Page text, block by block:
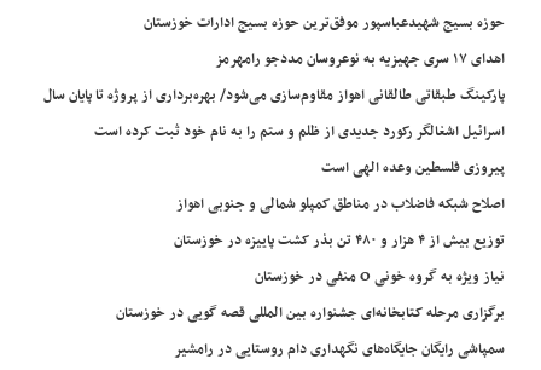
حوزه بسیج شهیدعباسپور موفق‌ترین حوزه بسیج ادارات خوزستان
اهدای ۱۷ سری جهیزیه به نوعروسان مددجو رامهرمز
پارکینگ طبقاتی طالقانی اهواز مقاوم‌سازی می‌شود/ بهره‌برداری از پروژه تا پایان سال
اسرائیل اشغالگر رکورد جدیدی از ظلم و ستم را به نام خود ثبت کرده است
پیروزی فلسطین وعده الهی است
اصلاح شبکه فاضلاب در مناطق کمپلو شمالی و جنوبی اهواز
توزیع بیش از ۴ هزار و ۴۸۰ تن بذر کشت پاییزه در خوزستان
نیاز ویژه به گروه خونی O منفی در خوزستان
برگزاری مرحله کتابخانه‌ای جشنواره بین المللی قصه گویی در خوزستان
سمپاشی رایگان جایگاه‌های نگهداری دام روستایی در رامشیر